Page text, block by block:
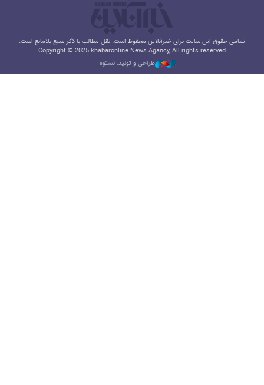
تمامی حقوق این سایت برای خبرآنلاین محفوظ است. نقل مطالب با ذکر منبع بلامانع است.
Copyright © 2025 khabaronline News Agancy, All rights reserved
طراحی و تولید: نستوه